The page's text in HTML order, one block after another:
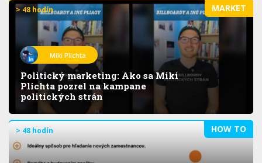
MARKET
> 48 hodín
Miki Plichta
Politický marketing: Ako sa Miki
Plichta pozrel na kampane
politických strán
HOW TO
> 48 hodín